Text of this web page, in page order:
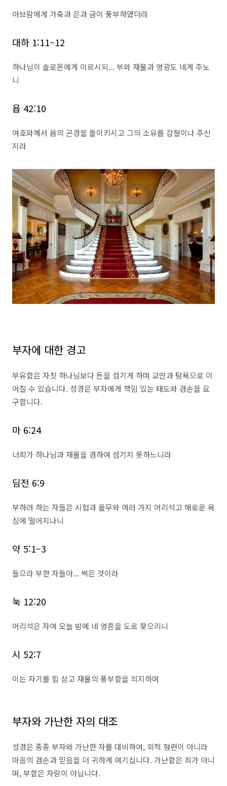
아브람에게 가축과 은과 금이 풍부하였더라
대하 1:11–12
하나님이 솔로몬에게 이르시되... 부와 재물과 영광도 네게 주노
니
욥 42:10
여호와께서 욥의 곤경을 돌이키시고 그의 소유를 갑절이나 주신
지라
부자에 대한 경고
부유함은 자칫 하나님보다 돈을 섬기게 하며 교만과 탐욕으로 이
어질 수 있습니다. 성경은 부자에게 책임 있는 태도와 겸손을 요
구합니다.
마 6:24
너희가 하나님과 재물을 겸하여 섬기지 못하느니라
딤전 6:9
부하려 하는 자들은 시험과 올무와 여러 가지 어리석고 해로운 욕
심에 떨어지나니
약 5:1–3
들으라 부한 자들아... 썩은 것이라
눅 12:20
어리석은 자여 오늘 밤에 네 영혼을 도로 찾으리니
시 52:7
이는 자기를 힘 삼고 재물의 풍부함을 의지하며
부자와 가난한 자의 대조
성경은 종종 부자와 가난한 자를 대비하여, 외적 형편이 아니라
마음의 겸손과 믿음을 더 귀하게 여기십니다. 가난함은 죄가 아니
며, 부함은 자랑이 아닙니다.